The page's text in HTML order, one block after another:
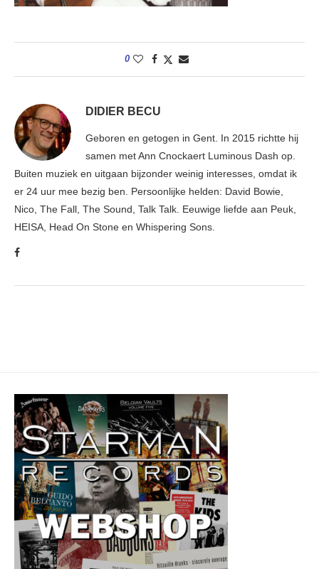
0
DIDIER BECU
Geboren en getogen in Gent. In 2015 richtte hij
samen met Ann Cnockaert Luminous Dash op.
Buiten muziek en uitgaan bijzonder weinig interesses, omdat ik
er 24 uur mee bezig ben. Persoonlijke helden: David Bowie,
Nico, The Fall, The Sound, Talk Talk. Eeuwige liefde aan Peuk,
HEISA, Head On Stone en Whispering Sons.